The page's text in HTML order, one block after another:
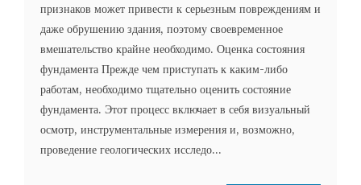
признаков может привести к серьезным повреждениям и
даже обрушению здания, поэтому своевременное
вмешательство крайне необходимо. Оценка состояния
фундамента Прежде чем приступать к каким-либо
работам, необходимо тщательно оценить состояние
фундамента. Этот процесс включает в себя визуальный
осмотр, инструментальные измерения и, возможно,
проведение геологических исследо...